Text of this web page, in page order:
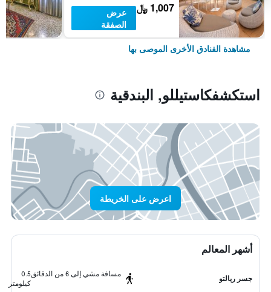
1,007 ﷼
عرض
الصفقة
مشاهدة الفنادق الأخرى الموصى بها
استكشفكاستيللو, البندقية
اعرض على الخريطة
أشهر المعالم
جسر ريالتو
مسافة مشي إلى 6 من الدقائق
0.5
كيلومتر